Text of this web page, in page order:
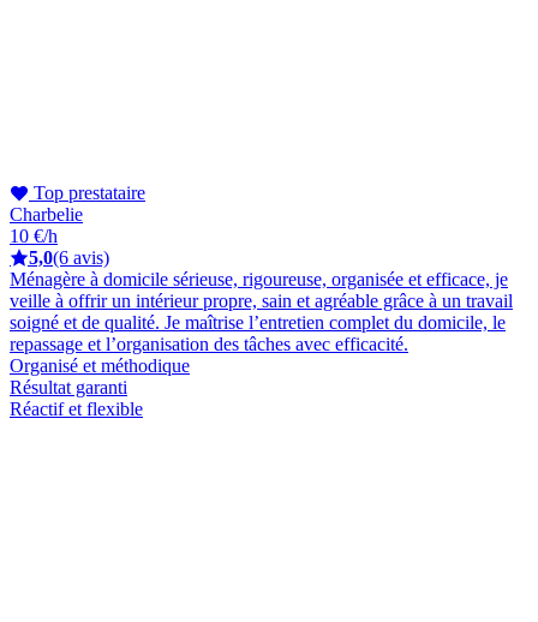
Top prestataire
Charbelie
10 €/h
5,0(6 avis)
Ménagère à domicile sérieuse, rigoureuse, organisée et efficace, je
veille à offrir un intérieur propre, sain et agréable grâce à un travail
soigné et de qualité. Je maîtrise l’entretien complet du domicile, le
repassage et l’organisation des tâches avec efficacité.
Organisé et méthodique
Résultat garanti
Réactif et flexible